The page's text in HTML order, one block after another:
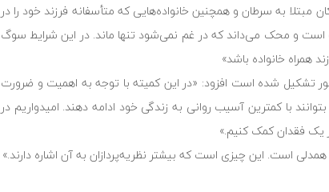
به سرطان و همچنین خانواده‌هایی که متأسفانه فرزند خود را در
است و محک می‌داند که در غم نمی‌شود تنها ماند. در این شرایط سوگ
همراه خانواده باشد»
تشکیل شده است افزود: «در این کمیته با توجه به اهمیت و ضرورت
با کمترین آسیب روانی به زندگی خود ادامه دهند. امیدواریم در
یک فقدان کمک کنیم.»
است. این چیزی است که بیشتر نظریه‌پردازان به آن اشاره دارند.»